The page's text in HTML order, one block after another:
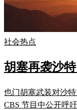
社会热点
胡塞再袭沙
也门胡塞武装对沙
CBS 节目中公开呼